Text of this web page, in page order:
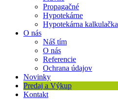
Propagačné
Hypotekárne
Hypotekárna kalkulačka
O nás
Náš tím
O nás
Referencie
Ochrana údajov
Novinky
Predaj a Výkup
Kontakt